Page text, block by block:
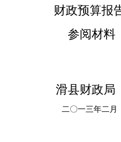
财政预算报
材料
政局
三年二月